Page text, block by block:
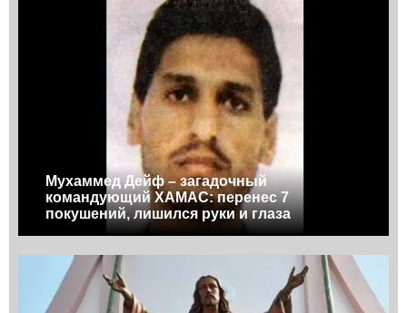
Мухаммед Дейф – загадочный
командующий ХАМАС: перенес 7
покушений, лишился руки и глаза